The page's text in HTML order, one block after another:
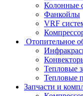
Колонные
Фанкойлы
VRF
Отопительное
Тепловые
Тепловые
Запчасти и